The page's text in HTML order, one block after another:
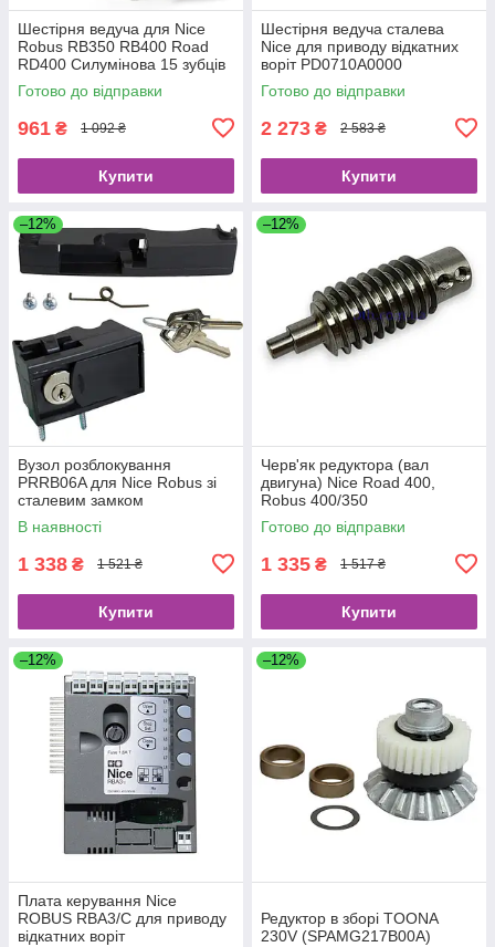
Шестірня ведуча для Nice
Robus RB350 RB400 Road
RD400 Силумінова 15 зубців
PMD0177A.4610 модуль 4
Готово до відправки
961 ₴ 1 092 ₴
Купити
Шестірня ведуча сталева
Nice для приводу відкатних
воріт PD0710A0000
Готово до відправки
2 273 ₴ 2 583 ₴
Купити
–12%
Вузол розблокування
PRRB06A для Nice Robus зі
сталевим замком
В наявності
1 338 ₴ 1 521 ₴
Купити
–12%
Черв'як редуктора (вал
двигуна) Nice Road 400,
Robus 400/350
(PMD1501R05.4610)
Готово до відправки
1 335 ₴ 1 517 ₴
Купити
–12%
Плата керування Nice
ROBUS RBA3/С для приводу
відкатних воріт
–12%
Редуктор в зборі TOONA
230V (SPAMG217B00A)